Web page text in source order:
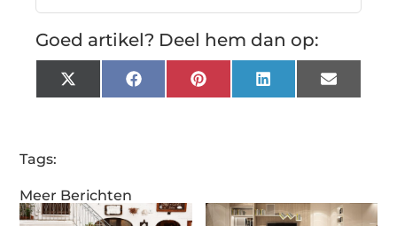
Meer Berichten
Goed artikel? Deel hem dan op:
X
(Twitter)
FacebookPinterestLinkedInEmail
Tags: